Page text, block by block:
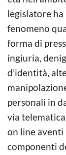
legislatore
fenomeno
forma di
ingiuria,
d’identità,
personali in
via
on line aventi
componenti